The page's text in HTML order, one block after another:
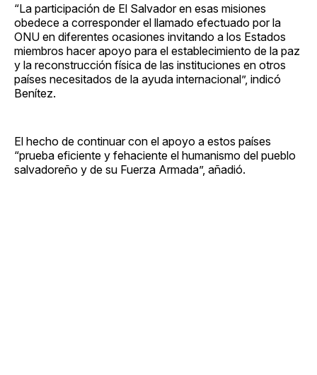
“La participación de El Salvador en esas misiones
obedece a corresponder el llamado efectuado por la
ONU en diferentes ocasiones invitando a los Estados
miembros hacer apoyo para el establecimiento de la paz
y la reconstrucción física de las instituciones en otros
países necesitados de la ayuda internacional”, indicó
Benítez.
El hecho de continuar con el apoyo a estos países
“prueba eficiente y fehaciente el humanismo del pueblo
salvadoreño y de su Fuerza Armada”, añadió.